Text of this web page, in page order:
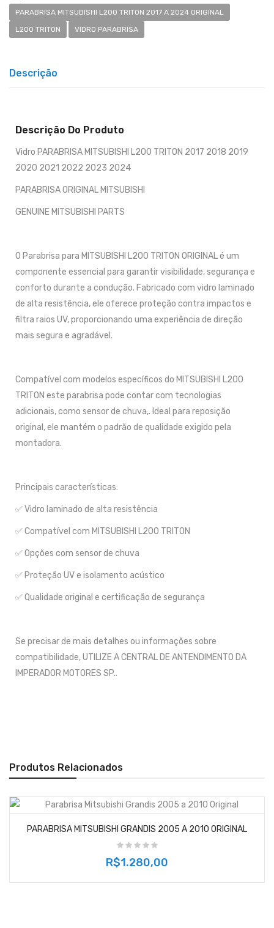
PARABRISA MITSUBISHI L200 TRITON 2017 A 2024 ORIGINAL
L200 TRITON
VIDRO PARABRISA
Descrição
Descrição Do Produto
Vidro PARABRISA MITSUBISHI L200 TRITON 2017 2018 2019
2020 2021 2022 2023 2024
PARABRISA ORIGINAL MITSUBISHI
GENUINE MITSUBISHI PARTS
O Parabrisa para MITSUBISHI L200 TRITON ORIGINAL é um
componente essencial para garantir visibilidade, segurança e
conforto durante a condução. Fabricado com vidro laminado
de alta resistência, ele oferece proteção contra impactos e
filtra raios UV, proporcionando uma experiência de direção
mais segura e agradável.
Compatível com modelos específicos do MITSUBISHI L200
TRITON este parabrisa pode contar com tecnologias
adicionais, como sensor de chuva,. Ideal para reposição
original, ele mantém o padrão de qualidade exigido pela
montadora.
Principais características:
✅ Vidro laminado de alta resistência
✅ Compatível com MITSUBISHI L200 TRITON
✅ Opções com sensor de chuva
✅ Proteção UV e isolamento acústico
✅ Qualidade original e certificação de segurança
Se precisar de mais detalhes ou informações sobre
compatibilidade, UTILIZE A CENTRAL DE ANTENDIMENTO DA
IMPERADOR MOTORES SP..
Produtos Relacionados
PARABRISA MITSUBISHI GRANDIS 2005 A 2010 ORIGINAL
R$1.280,00